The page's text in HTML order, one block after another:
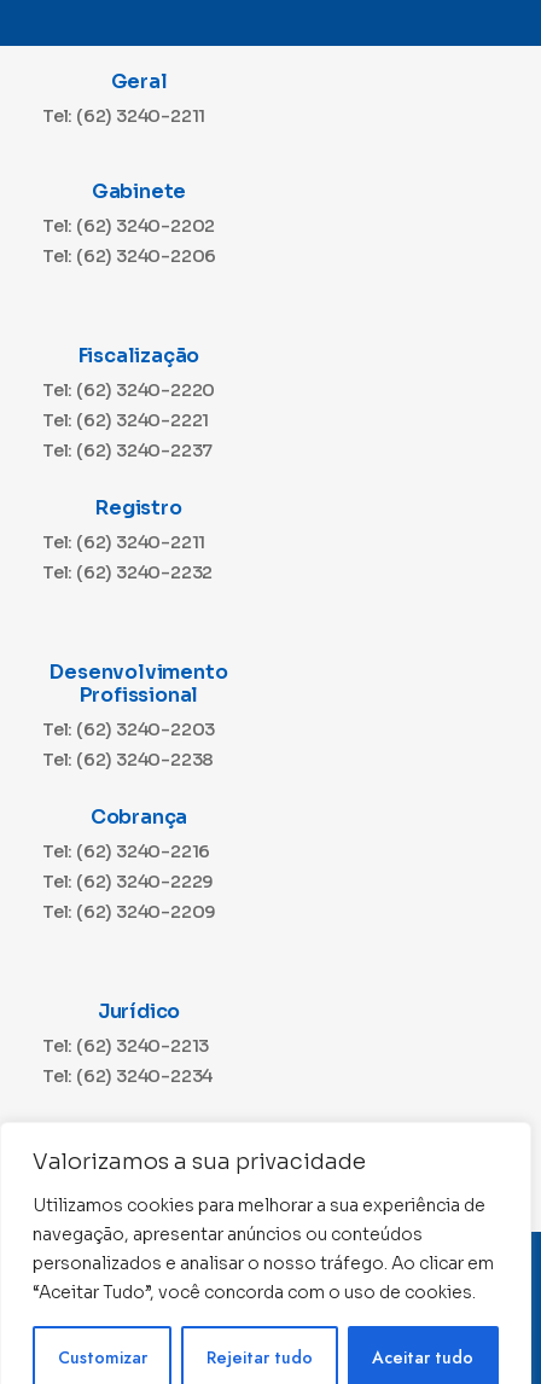
Valorizamos a sua privacidade
Utilizamos cookies para melhorar a sua experiência de
navegação, apresentar anúncios ou conteúdos
personalizados e analisar o nosso tráfego. Ao clicar em
“Aceitar Tudo”, você concorda com o uso de cookies.
Customizar Rejeitar tudo Aceitar tudo
Geral
Tel: (62) 3240-2211
Gabinete
Tel: (62) 3240-2202
Tel: (62) 3240-2206
Fiscalização
Tel: (62) 3240-2220
Tel: (62) 3240-2221
Tel: (62) 3240-2237
Registro
Tel: (62) 3240-2211
Tel: (62) 3240-2232
Desenvolvimento
Profissional
Tel: (62) 3240-2203
Tel: (62) 3240-2238
Cobrança
Tel: (62) 3240-2216
Tel: (62) 3240-2229
Tel: (62) 3240-2209
Jurídico
Tel: (62) 3240-2213
Tel: (62) 3240-2234
Tel: (62) 3240-2230
CNPJ: 01.015.676/0001-11
Conselho Regional de Contabilidade de Goiás 2022 –
Todos os direitos reservados
Precisa de ajuda ?